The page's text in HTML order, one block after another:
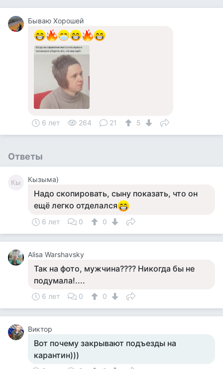
Бываю Хорошей
6 лет 264 21 5
Ответы
Кы Кызыма)
Надо скопировать, сыну показать, что он
ещё легко отделался
6 лет 0 0
Alisa Warshavsky
Так на фото, мужчина???? Никогда бы не
подумала!....
6 лет 0 0
Виктор
Вот почему закрывают подъезды на
карантин)))